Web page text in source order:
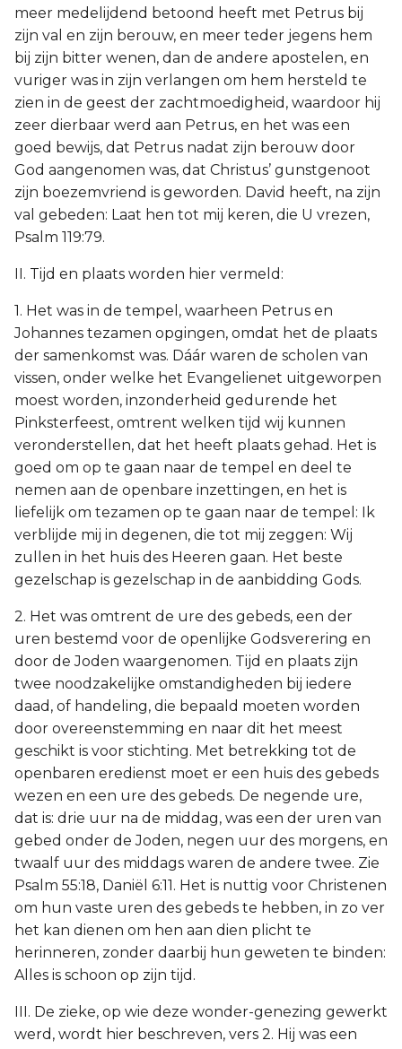
meer medelijdend betoond heeft met Petrus bij
zijn val en zijn berouw, en meer teder jegens hem
bij zijn bitter wenen, dan de andere apostelen, en
vuriger was in zijn verlangen om hem hersteld te
zien in de geest der zachtmoedigheid, waardoor hij
zeer dierbaar werd aan Petrus, en het was een
goed bewijs, dat Petrus nadat zijn berouw door
God aangenomen was, dat Christus’ gunstgenoot
zijn boezemvriend is geworden. David heeft, na zijn
val gebeden: Laat hen tot mij keren, die U vrezen,
Psalm 119:79.
II. Tijd en plaats worden hier vermeld:
1. Het was in de tempel, waarheen Petrus en
Johannes tezamen opgingen, omdat het de plaats
der samenkomst was. Dáár waren de scholen van
vissen, onder welke het Evangelienet uitgeworpen
moest worden, inzonderheid gedurende het
Pinksterfeest, omtrent welken tijd wij kunnen
veronderstellen, dat het heeft plaats gehad. Het is
goed om op te gaan naar de tempel en deel te
nemen aan de openbare inzettingen, en het is
liefelijk om tezamen op te gaan naar de tempel: Ik
verblijde mij in degenen, die tot mij zeggen: Wij
zullen in het huis des Heeren gaan. Het beste
gezelschap is gezelschap in de aanbidding Gods.
2. Het was omtrent de ure des gebeds, een der
uren bestemd voor de openlijke Godsverering en
door de Joden waargenomen. Tijd en plaats zijn
twee noodzakelijke omstandigheden bij iedere
daad, of handeling, die bepaald moeten worden
door overeenstemming en naar dit het meest
geschikt is voor stichting. Met betrekking tot de
openbaren eredienst moet er een huis des gebeds
wezen en een ure des gebeds. De negende ure,
dat is: drie uur na de middag, was een der uren van
gebed onder de Joden, negen uur des morgens, en
twaalf uur des middags waren de andere twee. Zie
Psalm 55:18, Daniël 6:11. Het is nuttig voor Christenen
om hun vaste uren des gebeds te hebben, in zo ver
het kan dienen om hen aan dien plicht te
herinneren, zonder daarbij hun geweten te binden:
Alles is schoon op zijn tijd.
III. De zieke, op wie deze wonder-genezing gewerkt
werd, wordt hier beschreven, vers 2. Hij was een